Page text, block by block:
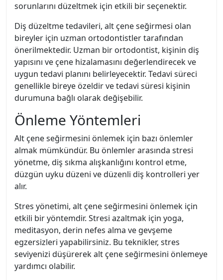
sorunlarını düzeltmek için etkili bir seçenektir.
Diş düzeltme tedavileri, alt çene seğirmesi olan
bireyler için uzman ortodontistler tarafından
önerilmektedir. Uzman bir ortodontist, kişinin diş
yapısını ve çene hizalamasını değerlendirecek ve
uygun tedavi planını belirleyecektir. Tedavi süreci
genellikle bireye özeldir ve tedavi süresi kişinin
durumuna bağlı olarak değişebilir.
Önleme Yöntemleri
Alt çene seğirmesini önlemek için bazı önlemler
almak mümkündür. Bu önlemler arasında stresi
yönetme, diş sıkma alışkanlığını kontrol etme,
düzgün uyku düzeni ve düzenli diş kontrolleri yer
alır.
Stres yönetimi, alt çene seğirmesini önlemek için
etkili bir yöntemdir. Stresi azaltmak için yoga,
meditasyon, derin nefes alma ve gevşeme
egzersizleri yapabilirsiniz. Bu teknikler, stres
seviyenizi düşürerek alt çene seğirmesini önlemeye
yardımcı olabilir.